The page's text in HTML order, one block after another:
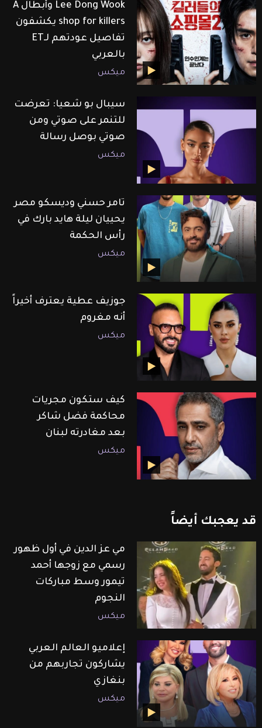
Lee Dong Wook وأبطال A
shop for killers يكشفون
تفاصيل عودتهم لـET
بالعربي
ميكس
سيبال بو شعيا: تعرضت
للتنمر على صوتي ومن
صوتي بوصل رسالة
ميكس
تامر حسني وديسكو مصر
يحييان ليلة هايد بارك في
رأس الحكمة
ميكس
جوزيف عطية يعترف أخيراً
أنه مغروم
ميكس
كيف ستكون مجريات
محاكمة فضل شاكر
بعد مغادرته لبنان
ميكس
قد يعجبك أيضاً
مي عز الدين في أول ظهور
رسمي مع زوجها أحمد
تيمور وسط مباركات
النجوم
ميكس
إعلاميو العالم العربي
يشاركون تجاربهم من
بنغازي
ميكس